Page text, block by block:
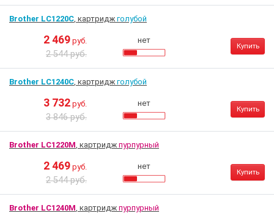
Brother LC1220C, картридж голубой
2 469 руб.
2 544 руб.
нет
Купить
Brother LC1240C, картридж голубой
3 732 руб.
3 846 руб.
нет
Купить
Brother LC1220M, картридж пурпурный
2 469 руб.
2 544 руб.
нет
Купить
Brother LC1240M, картридж пурпурный